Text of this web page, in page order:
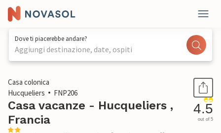
Dove ti piacerebbe andare?
Aggiungi destinazione, date, ospiti
1 / 24
Casa colonica
Hucqueliers
FNP206
Casa vacanze - Hucqueliers ,
Francia
4.5
out of 5